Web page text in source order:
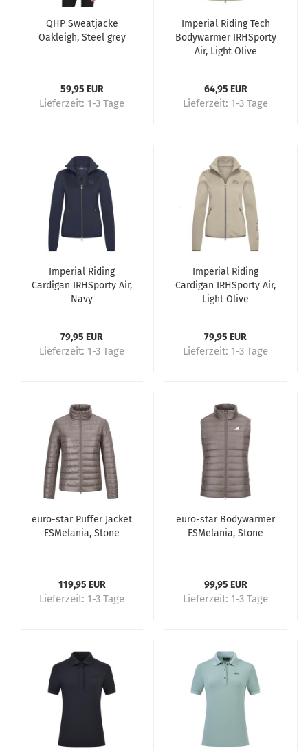
QHP Sweatjacke
Oakleigh, Steel grey
59,95 EUR
Lieferzeit: 1-3 Tage
Imperial Riding Tech
Bodywarmer IRHSporty
Air, Light Olive
64,95 EUR
Lieferzeit: 1-3 Tage
Imperial Riding
Cardigan IRHSporty Air,
Navy
79,95 EUR
Lieferzeit: 1-3 Tage
Imperial Riding
Cardigan IRHSporty Air,
Light Olive
79,95 EUR
Lieferzeit: 1-3 Tage
euro-star Puffer Jacket
ESMelania, Stone
119,95 EUR
Lieferzeit: 1-3 Tage
euro-star Bodywarmer
ESMelania, Stone
99,95 EUR
Lieferzeit: 1-3 Tage